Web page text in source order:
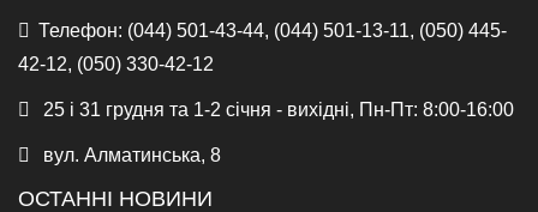
Телефон: (044) 501-43-44, (044) 501-13-11, (050) 445-
42-12, (050) 330-42-12
25 і 31 грудня та 1-2 січня - вихідні, Пн-Пт: 8:00-16:00
вул. Алматинська, 8
ОСТАННІ НОВИНИ